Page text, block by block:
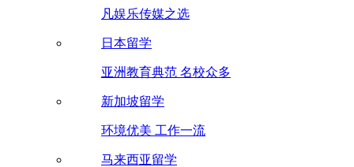
凡娱乐传媒之选
日本留学
亚洲教育典范 名校众多
新加坡留学
环境优美 工作一流
马来西亚留学